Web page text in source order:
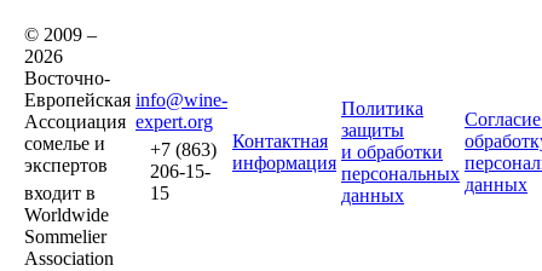
© 2009 –
2026
Восточно-
Европейская
Ассоциация
сомелье и
экспертов
входит в
Worldwide
Sommelier
Association
info@wine-
expert.org
+7 (863)
206-15-
15
Контактная
информация
Политика
защиты
и обработки
персональных
данных
данных